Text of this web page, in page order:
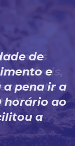
de
e
a pena ir a
horário ao
a